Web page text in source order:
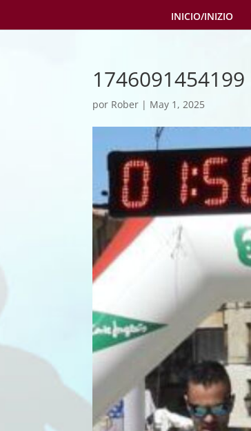
INICIO/INIZIO
1746091454199
por Rober | May 1, 2025